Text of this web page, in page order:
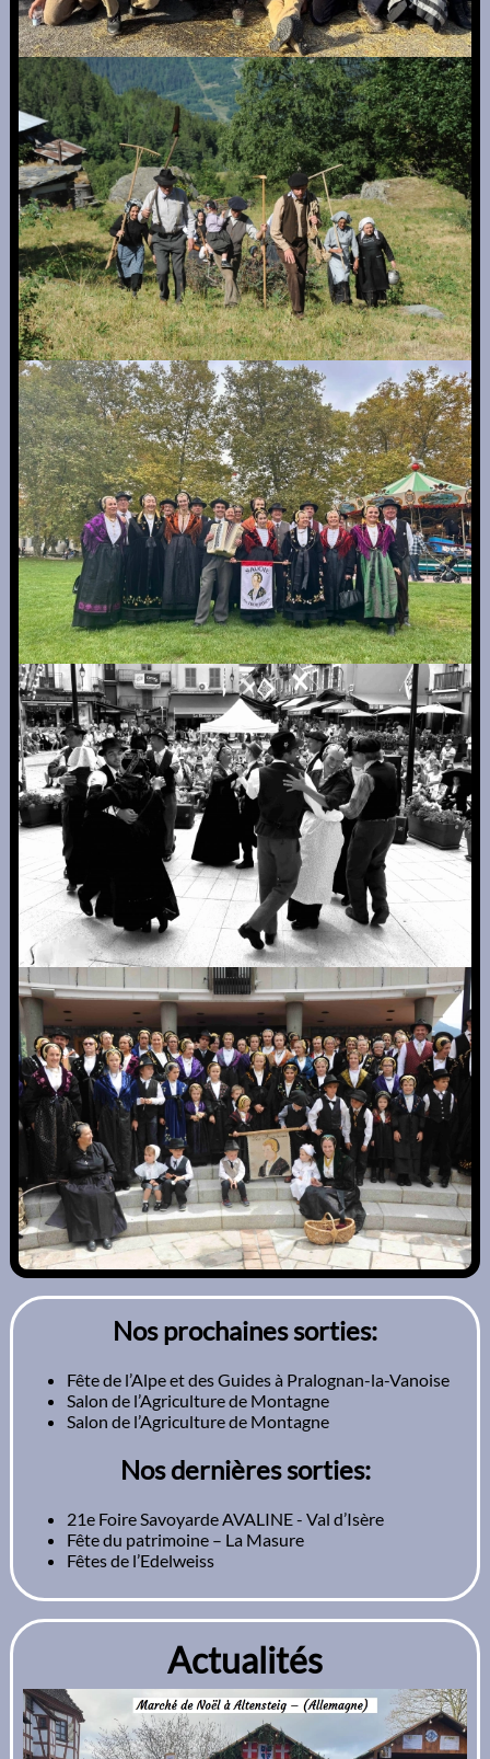
Nos prochaines sorties:
Fête de l’Alpe et des Guides à Pralognan-la-Vanoise
Salon de l’Agriculture de Montagne
Salon de l’Agriculture de Montagne
Nos dernières sorties:
21e Foire Savoyarde AVALINE - Val d’Isère
Fête du patrimoine – La Masure
Fêtes de l’Edelweiss
Actualités